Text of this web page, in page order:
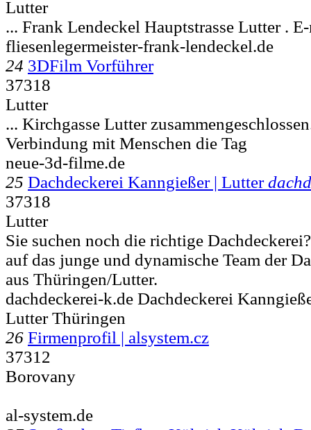
Lutter
... Frank Lendeckel Hauptstrasse Lutter .
fliesenlegermeister-frank-lendeckel.de
24 3DFilm Vorführer
37318
Lutter
... Kirchgasse Lutter
Verbindung mit Menschen die Tag
neue-3d-filme.de
25 Dachdeckerei Kanngießer | Lutter
37318
Lutter
Sie suchen noch die richtige
auf das junge und dynamische Team der
aus Thüringen/Lutter.
dachdeckerei-k.de Dachdeckerei
Lutter Thüringen
26 Firmenprofil | alsystem.cz
37312
Borovany
al-system.de